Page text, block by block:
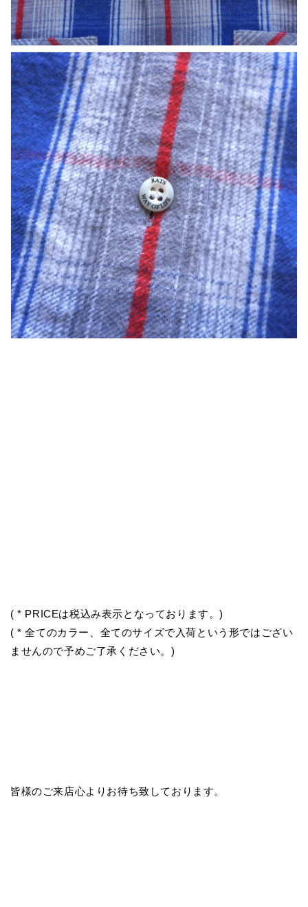
( * PRICEは税込み表示となっております。)
( * 全てのカラー、全てのサイズで入荷という形ではござい
ませんので予めご了承ください。)
皆様のご来店心よりお待ち致しております。